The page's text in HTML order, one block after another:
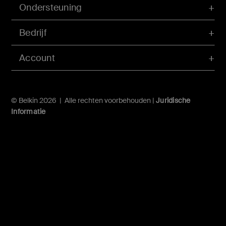
Account
Ondersteuning
Bedrijf
© Belkin 2026 | Alle rechten voorbehouden | Juridische
Informatie